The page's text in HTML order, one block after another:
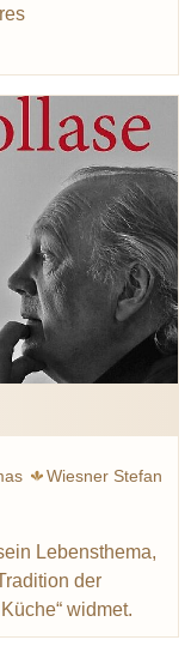
Wiesner Stefan
Normandie
Lebensthema,
der
widmet.